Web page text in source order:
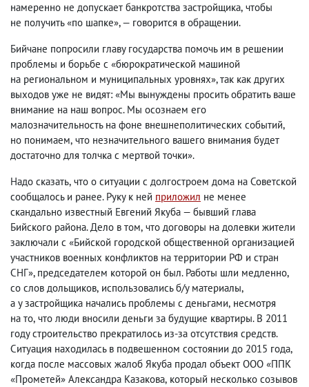
намеренно не допускает банкротства застройщика, чтобы
не получить «по шапке», — говорится в обращении.
Бийчане попросили главу государства помочь им в решении
проблемы и борьбе с «бюрократической машиной
на региональном и муниципальных уровнях», так как других
выходов уже не видят: «Мы вынуждены просить обратить ваше
внимание на наш вопрос. Мы осознаем его
малозначительность на фоне внешнеполитических событий,
но понимаем, что незначительного вашего внимания будет
достаточно для толчка с мертвой точки».
Надо сказать, что о ситуации с долгостроем дома на Советской
сообщалось и ранее. Руку к ней приложил не менее
скандально известный Евгений Якуба — бывший глава
Бийского района. Дело в том, что договоры на долевки жители
заключали с «Бийской городской общественной организацией
участников военных конфликтов на территории РФ и стран
СНГ», председателем которой он был. Работы шли медленно,
со слов дольщиков, использовались б/у материалы,
а у застройщика начались проблемы с деньгами, несмотря
на то, что люди вносили деньги за будущие квартиры. В 2011
году строительство прекратилось из-за отсутствия средств.
Ситуация находилась в подвешенном состоянии до 2015 года,
когда после массовых жалоб Якуба продал объект ООО «ППК
«Прометей» Александра Казакова, который несколько созывов